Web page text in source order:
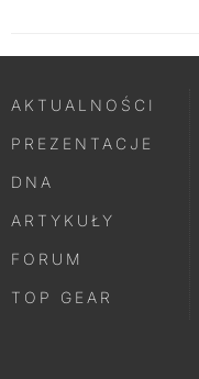
AKTUALNOŚCI
PREZENTACJE
DNA
ARTYKUŁY
FORUM
TOP GEAR